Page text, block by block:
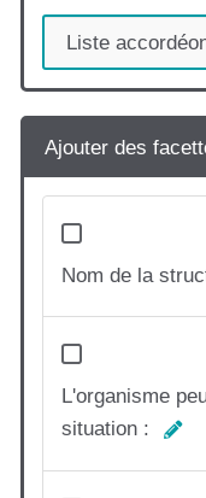
Ajouter des
Nom de la
L'organisme
situation :